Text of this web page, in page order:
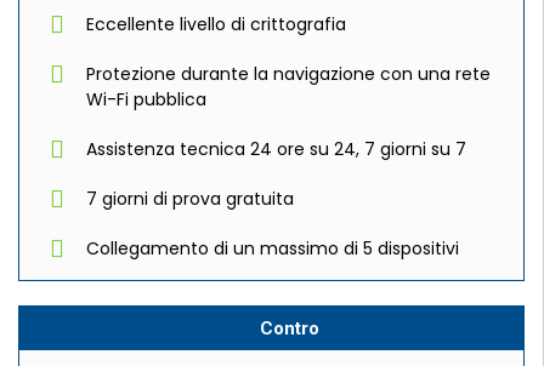
Eccellente livello di crittografia
Protezione durante la navigazione con una rete
Wi-Fi pubblica
Assistenza tecnica 24 ore su 24, 7 giorni su 7
7 giorni di prova gratuita
Collegamento di un massimo di 5 dispositivi
Contro